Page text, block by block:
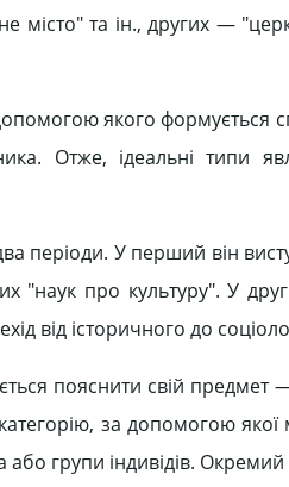
місто" та ін., других —
якого формується
Отже, ідеальні типи
періоди. У перший він
"наук про культуру". У
від історичного до
пояснити свій предмет
за допомогою
групи індивідів.